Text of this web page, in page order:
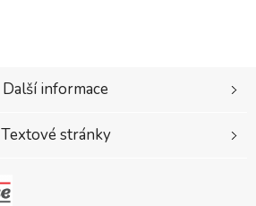
Další informace
Textové stránky